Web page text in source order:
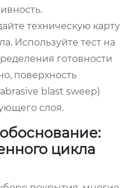
техническую карту
Используйте тест на
готовности
поверхность
blast sweep)
слоя.
цикла